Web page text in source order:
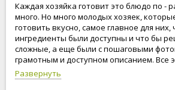
Каждая хозяйка готовит это блюдо по -
много. Но много молодых хозяек,
готовить вкусно, самое главное для них,
ингредиенты были доступны и что бы
сложные, а еще были с пошаговыми
грамотным и доступном описанием. Все
нашем сайте. Готовим с вами "Селедку
Классический рецепт прилагается.
Развернуть